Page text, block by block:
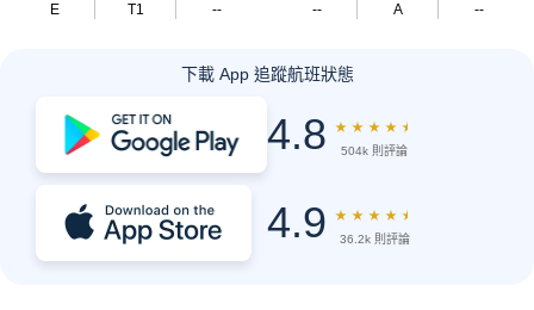
E
T1
--
--
A
--
下載 App 追蹤航班狀態
4.8 ★ ★ ★ ★ ★
504k 則評論
4.9 ★ ★ ★ ★ ★
36.2k 則評論